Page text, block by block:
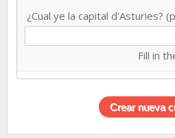
¿Cual ye la capital d'Asturies?
Fill in